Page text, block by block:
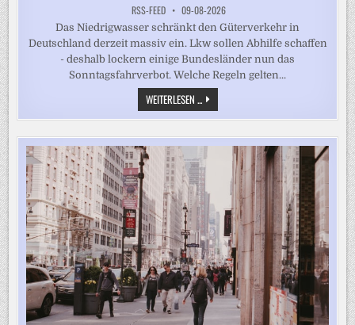
RSS-FEED 09-08-2026
Das Niedrigwasser schränkt den Güterverkehr in
Deutschland derzeit massiv ein. Lkw sollen Abhilfe schaffen
- deshalb lockern einige Bundesländer nun das
Sonntagsfahrverbot. Welche Regeln gelten...
WEITERLESEN ... NIEDRIGWASSER:
WAS
DIE
DES
LKW-
FAHRVERBOTS
BEDEUTET